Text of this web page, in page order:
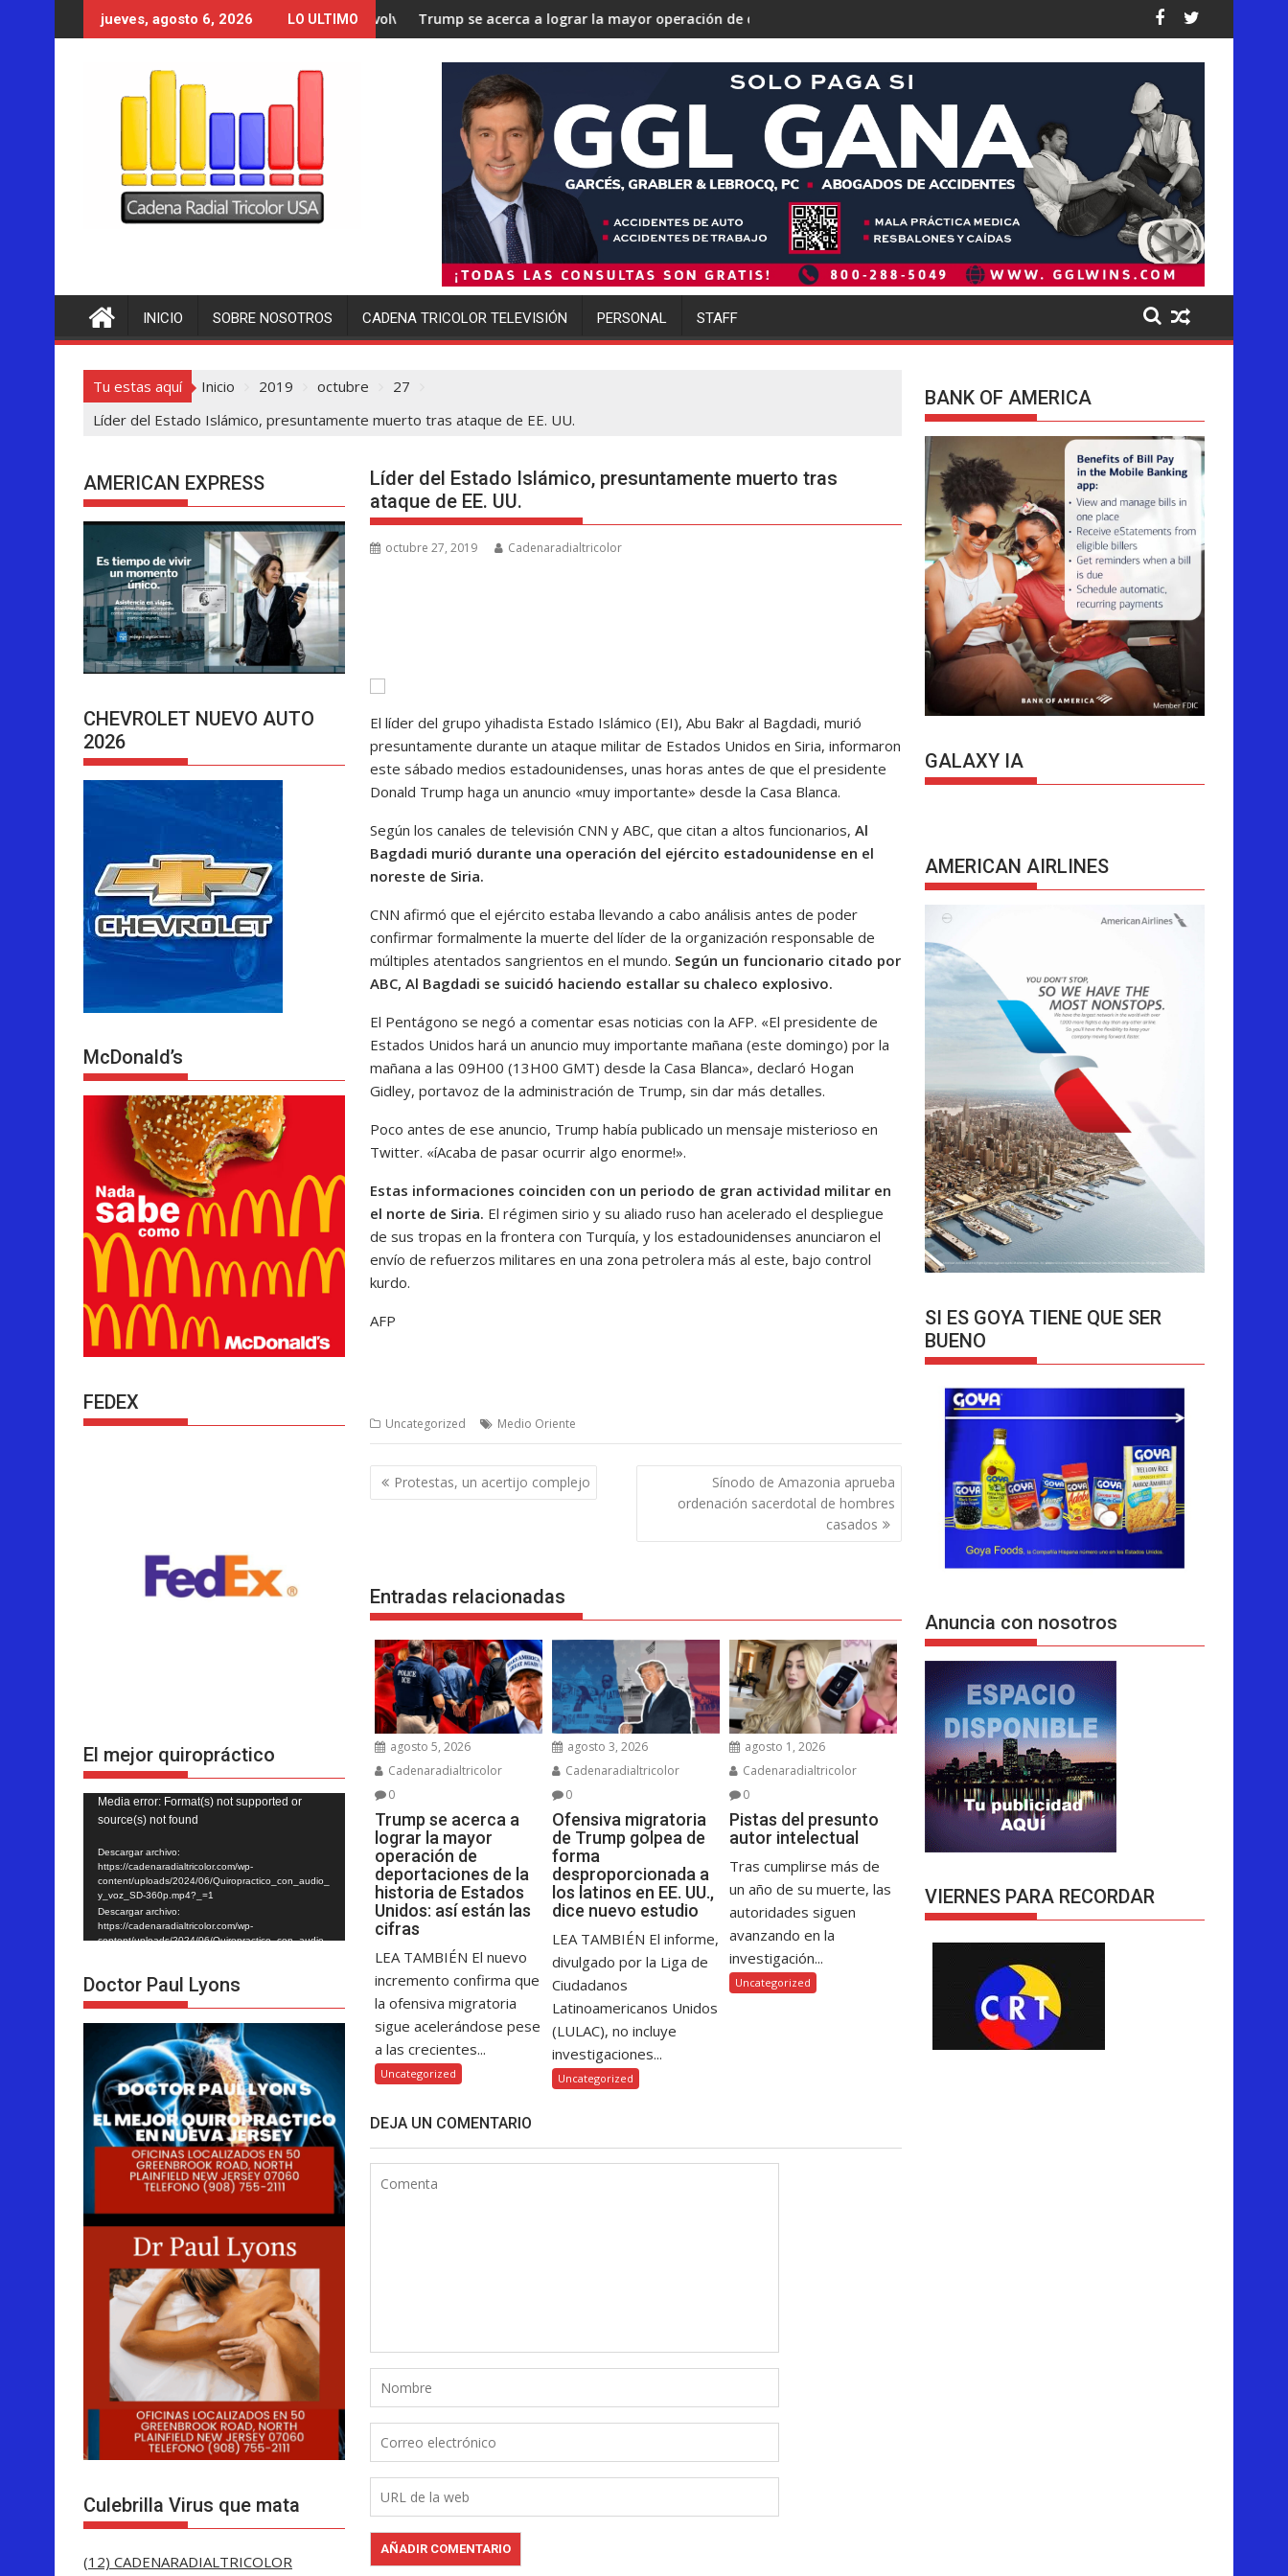
al
jueves, agosto 6, 2026 LO ULTIMO
Trump se acerca a lograr la mayor operación de deportaciones de la historia de Estados Unidos: así están las cifras
Ofensiva migratoria de Trump golpea de forma desproporcionada a los latinos en EE.
Pistas del presunto autor
INICIO SOBRE NOSOTROS CADENA TRICOLOR TELEVISIÓN PERSONAL STAFF
Tu estas aquí Inicio 2019 octubre
27
Líder del Estado Islámico, presuntamente muerto tras ataque de EE. UU.
Líder del Estado Islámico, presuntamente muerto tras
ataque de EE. UU.
octubre 27, 2019 Cadenaradialtricolor
El líder del grupo yihadista Estado Islámico (EI), Abu Bakr al Bagdadi, murió
presuntamente durante un ataque militar de Estados Unidos en Siria, informaron
este sábado medios estadounidenses, unas horas antes de que el presidente
Donald Trump haga un anuncio «muy importante» desde la Casa Blanca.
Según los canales de televisión CNN y ABC, que citan a altos funcionarios, Al
Bagdadi murió durante una operación del ejército estadounidense en el
noreste de Siria.
CNN afirmó que el ejército estaba llevando a cabo análisis antes de poder
confirmar formalmente la muerte del líder de la organización responsable de
múltiples atentados sangrientos en el mundo. Según un funcionario citado por
ABC, Al Bagdadi se suicidó haciendo estallar su chaleco explosivo.
El Pentágono se negó a comentar esas noticias con la AFP. «El presidente de
Estados Unidos hará un anuncio muy importante mañana (este domingo) por la
mañana a las 09H00 (13H00 GMT) desde la Casa Blanca», declaró Hogan
Gidley, portavoz de la administración de Trump, sin dar más detalles.
Poco antes de ese anuncio, Trump había publicado un mensaje misterioso en
Twitter. «íAcaba de pasar ocurrir algo enorme!».
Estas informaciones coinciden con un periodo de gran actividad militar en
el norte de Siria. El régimen sirio y su aliado ruso han acelerado el despliegue
de sus tropas en la frontera con Turquía, y los estadounidenses anunciaron el
envío de refuerzos militares en una zona petrolera más al este, bajo control
kurdo.
AFP
Uncategorized Medio Oriente
Navegación
de
Protestas, un acertijo complejo
Sínodo de Amazonia aprueba
ordenación sacerdotal de hombres
casados
Entradas relacionadas
agosto 5, 2026
Cadenaradialtricolor
0
Trump se acerca a
lograr la mayor
operación de
deportaciones de la
historia de Estados
Unidos: así están las
cifras
LEA TAMBIÉN El nuevo
incremento confirma que
la ofensiva migratoria
sigue acelerándose pese
a las crecientes...
Uncategorized
agosto 3, 2026
Cadenaradialtricolor
0
Ofensiva migratoria
de Trump golpea de
forma
desproporcionada a
los latinos en EE. UU.,
dice nuevo estudio
LEA TAMBIÉN El informe,
divulgado por la Liga de
Ciudadanos
Latinoamericanos Unidos
(LULAC), no incluye
investigaciones...
Uncategorized
agosto 1, 2026
Cadenaradialtricolor
0
Pistas del presunto
autor intelectual
Tras cumplirse más de
un año de su muerte, las
autoridades siguen
avanzando en la
investigación...
Uncategorized
DEJA UN COMENTARIO
AMERICAN EXPRESS
CHEVROLET NUEVO AUTO
2026
McDonald’s
FEDEX
El mejor quiropráctico
Reproductor
de
vídeo
Media error: Format(s) not supported or
source(s) not found
Descargar archivo:
https://cadenaradialtricolor.com/wp-
content/uploads/2024/06/Quiropractico_con_audio_
y_voz_SD-360p.mp4?_=1
Descargar archivo:
https://cadenaradialtricolor.com/wp-
content/uploads/2024/06/Quiropractico_con_audio_
Doctor Paul Lyons
Culebrilla Virus que mata
(12) CADENARADIALTRICOLOR
BANK OF AMERICA
GALAXY IA
AMERICAN AIRLINES
SI ES GOYA TIENE QUE SER
BUENO
Anuncia con nosotros
VIERNES PARA RECORDAR